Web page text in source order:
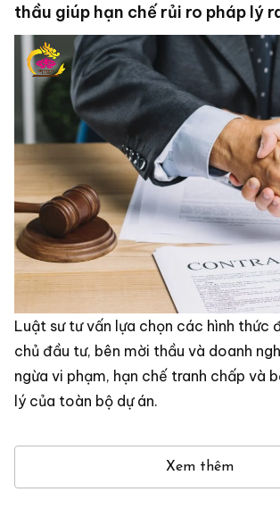
thầu giúp hạn chế rủi ro pháp lý
Luật sư tư vấn lựa chọn các hình thức
chủ đầu tư, bên mời thầu và doanh
ngừa vi phạm, hạn chế tranh chấp và
lý của toàn bộ dự án.
Xem thêm